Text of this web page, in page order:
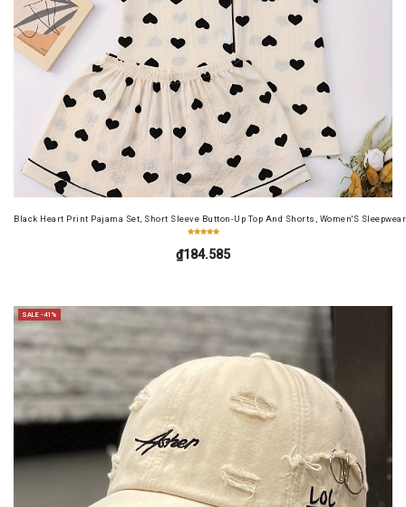
Black Heart Print Pajama Set, Short Sleeve Button-Up Top And Shorts, Women'S
₫184.585
SALE -41%